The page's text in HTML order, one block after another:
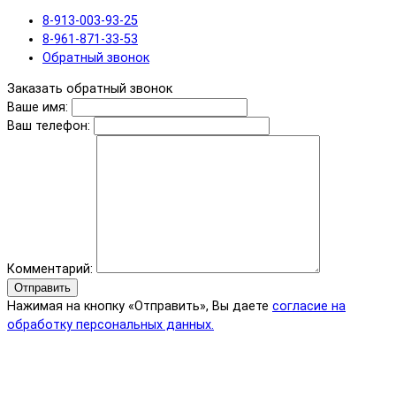
8-913-003-93-25
8-961-871-33-53
Обратный звонок
Заказать обратный звонок
Ваше имя:
Ваш телефон:
Комментарий:
Отправить
Нажимая на кнопку «Отправить», Вы даете согласие на
обработку персональных данных.